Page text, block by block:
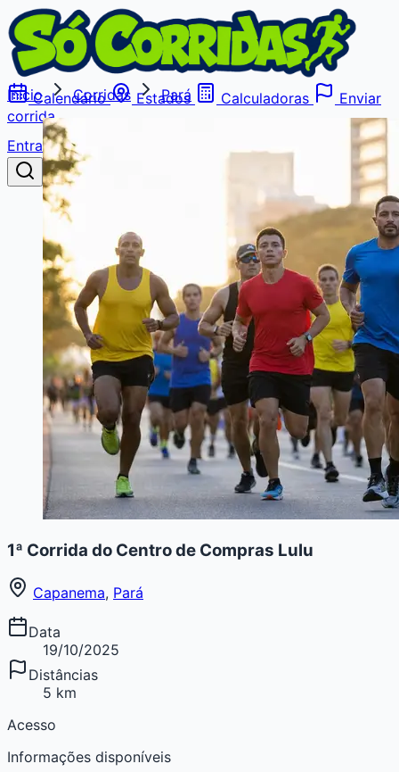
Calendário Estados Calculadoras
Enviar
corrida
Entrar
Início Corridas Pará
1ª Corrida do Centro de Compras Lulu
Capanema, Pará
Data
19/10/2025
Distâncias
5 km
Acesso
Informações disponíveis